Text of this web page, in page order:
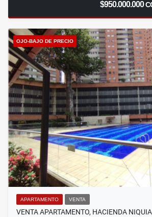
$950.000.000
OJO-BAJO DE PRECIO
APARTAMENTO VENTA
VENTA APARTAMENTO, HACIENDA